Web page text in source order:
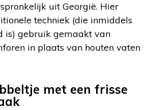
uit Georgië. Hier
techniek (die inmiddels
is) gebruik gemaakt van
in plaats van houten vaten
met een frisse